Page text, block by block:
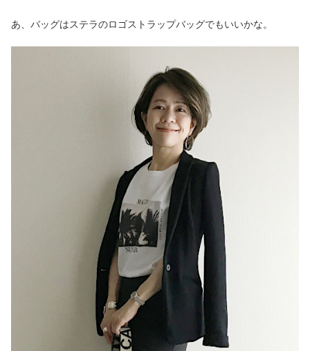
あ、バッグはステラのロゴストラップバッグでもいいかな。